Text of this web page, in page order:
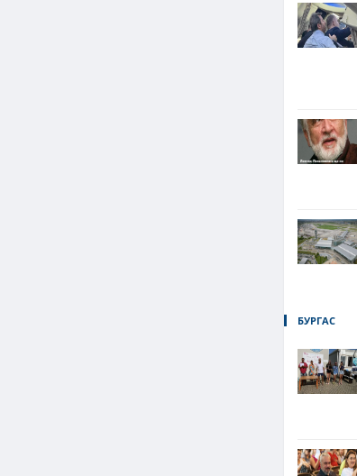
БУРГАС